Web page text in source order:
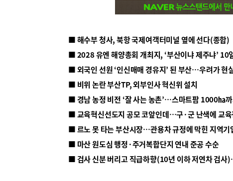
■ 해수부 청사, 북항 국제여객터미널 옆에 선다(종합)
■ 2028 유엔 해양총회 개최지, ‘부산이냐 제주냐’ 10
■ 외국인 선원 ‘인신매매 경유지’ 된 부산…우려가 현
■ 비위 논란 부산TP, 외부인사 혁신위 설치
■ 르노 못 타는 부산시장…관용차 규정에 막힌 지역기
■ 마산 원도심 행정·주거복합단지 연내 준공 수순